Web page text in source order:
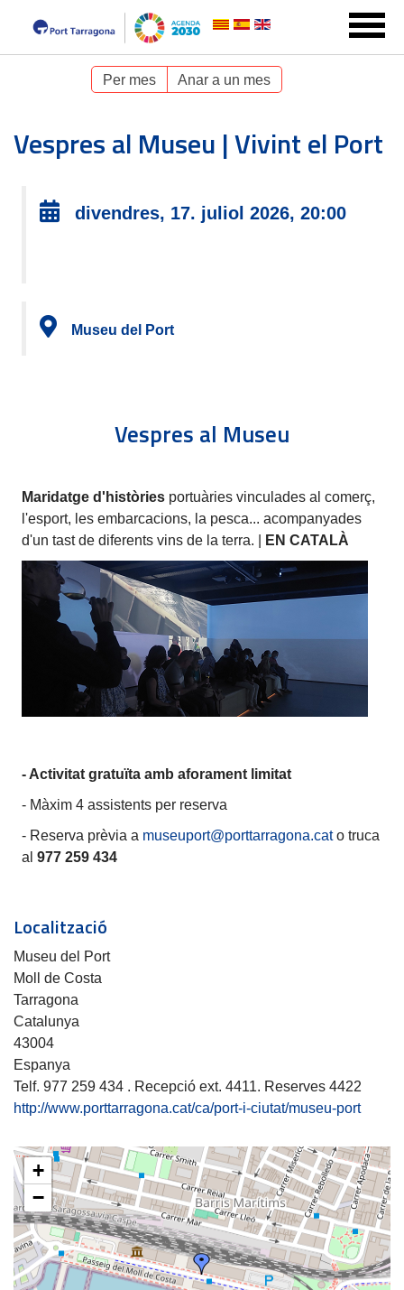
Per mes Anar a un mes
Vespres al Museu | Vivint el Port
divendres, 17. juliol 2026, 20:00
Museu del Port
Vespres al Museu
Maridatge d'històries portuàries vinculades al comerç,
l'esport, les embarcacions, la pesca... acompanyades
d'un tast de diferents vins de la terra. |
EN CATALÀ
- Activitat gratuïta amb aforament limitat
- Màxim 4 assistents per reserva
- Reserva prèvia a museuport@porttarragona.cato truca
al977 259 434
Localització
Museu del Port
Moll de Costa
Tarragona
Catalunya
43004
Espanya
Telf. 977 259 434 . Recepció ext. 4411. Reserves 4422
http://www.porttarragona.cat/ca/port-i-ciutat/museu-port
+
−